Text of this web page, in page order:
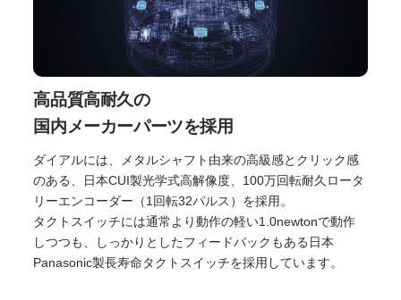
高品質高耐久の
国内メーカーパーツを採用
ダイアルには、メタルシャフト由来の高級感とクリック感
のある、日本CUI製光学式高解像度、100万回転耐久ロータ
リーエンコーダー（1回転32パルス）を採用。
タクトスイッチには通常より動作の軽い1.0newtonで動作
しつつも、しっかりとしたフィードバックもある日本
Panasonic製長寿命タクトスイッチを採用しています。